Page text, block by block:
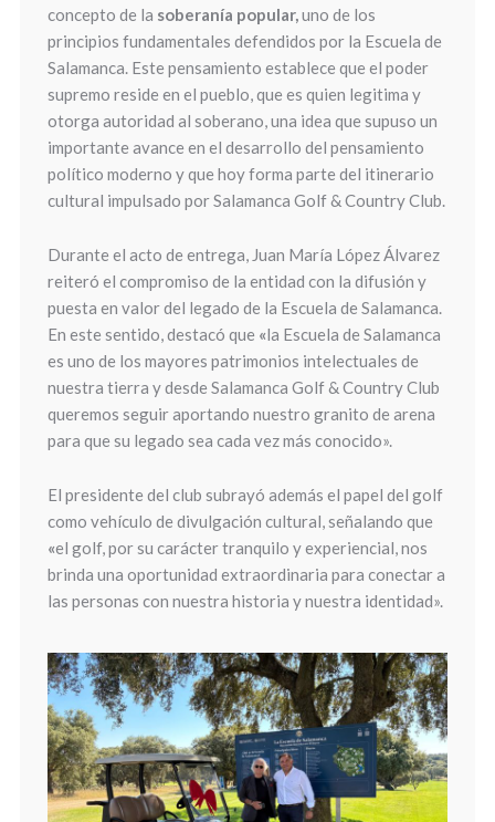
concepto de la soberanía popular,uno de los
principios fundamentales defendidos por la Escuela de
Salamanca. Este pensamiento establece que el poder
supremo reside en el pueblo, que es quien legitima y
otorga autoridad al soberano, una idea que supuso un
importante avance en el desarrollo del pensamiento
político moderno y que hoy forma parte del itinerario
cultural impulsado por Salamanca Golf & Country Club.
Durante el acto de entrega, Juan María López Álvarez
reiteró el compromiso de la entidad con la difusión y
puesta en valor del legado de la Escuela de Salamanca.
En este sentido, destacó que «la Escuela de Salamanca
es uno de los mayores patrimonios intelectuales de
nuestra tierra y desde Salamanca Golf & Country Club
queremos seguir aportando nuestro granito de arena
para que su legado sea cada vez más conocido».
El presidente del club subrayó además el papel del golf
como vehículo de divulgación cultural, señalando que
«el golf, por su carácter tranquilo y experiencial, nos
brinda una oportunidad extraordinaria para conectar a
las personas con nuestra historia y nuestra identidad».